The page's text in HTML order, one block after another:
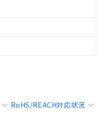
RoHS/REACH対応状況